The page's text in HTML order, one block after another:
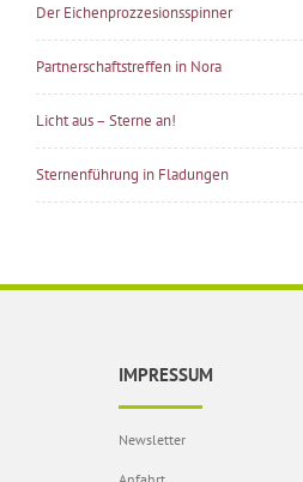
Der Eichenprozzesionsspinner
Partnerschaftstreffen in Nora
Licht aus – Sterne an!
Sternenführung in Fladungen
IMPRESSUM
Newsletter